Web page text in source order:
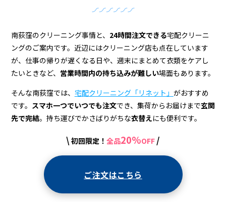
宅
配
ク
リ
ー
南荻窪のクリーニング事情と、 24時間注文できる宅配クリーニ
ングのご案内です。近辺にはクリーニング店も点在しています
が、仕事の帰りが遅くなる日や、週末にまとめて衣類をケアし
たいときなど、 営業時間内の持ち込みが難しい場面もあります。
そんな南荻窪では、 宅配クリーニング「リネット」 がおすすめ
です。 スマホ一つでいつでも注文でき、集荷からお届けまで玄関
先で完結。持ち運びでかさばりがちな衣替えにも便利です。
\ 初回限定！ 全品20%OFF /
ご注文はこちら